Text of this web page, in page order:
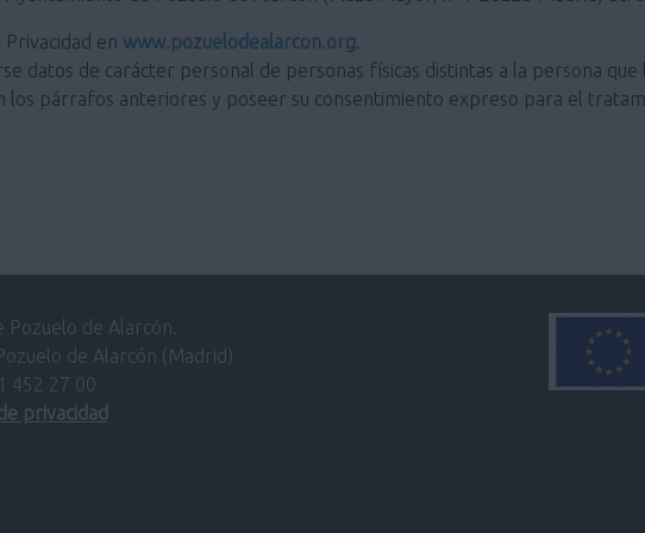
en www.pozuelodealarcon.org.
datos de carácter personal de personas físicas distintas a la persona
los párrafos anteriores y poseer su consentimiento expreso para el
de Alarcón.
de Alarcón (Madrid)
452 27 00
privacidad